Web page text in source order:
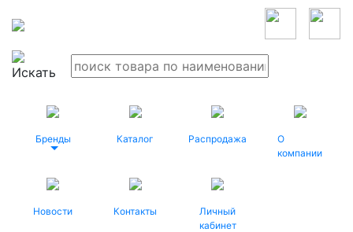
Бренды Каталог Распродажа
О
компании
Новости Контакты
Личный
кабинет